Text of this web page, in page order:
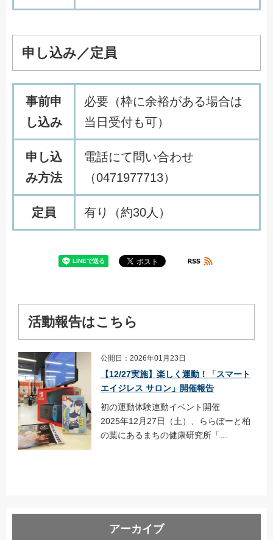
申し込み／定員
事前申
し込み
必要（枠に余裕がある場合は
当日受付も可）
申し込
み方法
電話にて問い合わせ
（0471977713）
定員 有り（約30人）
活動報告はこちら
公開日：2026年01月23日
【12/27実施】楽しく運動！「スマート
エイジレス サロン」開催報告
初の運動体験連動イベント開催
2025年12月27日（土）、ららぽーと柏
の葉にあるまちの健康研究所「...
アーカイブ